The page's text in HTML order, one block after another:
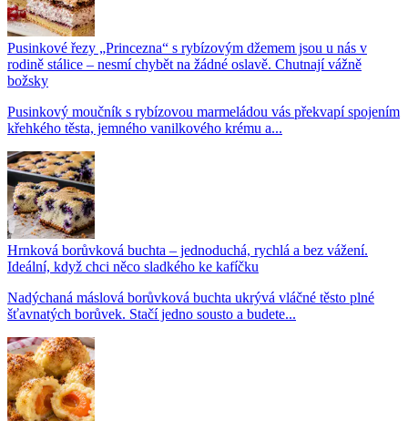
Pusinkové řezy „Princezna“ s rybízovým džemem jsou u nás v
rodině stálice – nesmí chybět na žádné oslavě. Chutnají vážně
božsky
Pusinkový moučník s rybízovou marmeládou vás překvapí spojením
křehkého těsta, jemného vanilkového krému a...
Hrnková borůvková buchta – jednoduchá, rychlá a bez vážení.
Ideální, když chci něco sladkého ke kafíčku
Nadýchaná máslová borůvková buchta ukrývá vláčné těsto plné
šťavnatých borůvek. Stačí jedno sousto a budete...